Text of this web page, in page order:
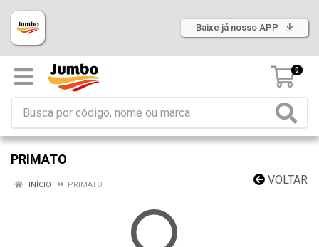
Baixe já nosso APP
0
PRIMATO
VOLTAR
INÍCIO PRIMATO